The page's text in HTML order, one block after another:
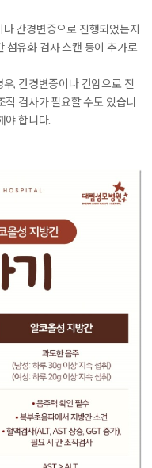
간경변증으로 진행되었는지
섬유화 검사 스캔 등이 추가로
, 간경변증이나 간암으로 진
검사가 필요할 수도 있습니
야 합니다.